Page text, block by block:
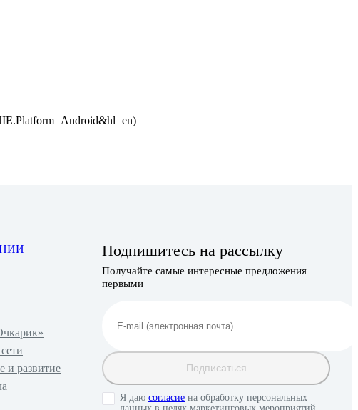
и развитие
Подпишитесь на рассылку
Получайте самые интересные предложения
первыми
Подписаться
Я даю согласие на обработку персональных